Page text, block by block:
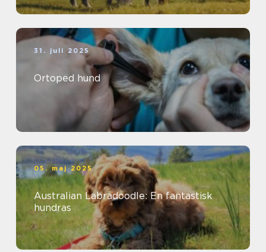
31. juli 2025
Ortoped hund
05. maj 2025
Australian Labradoodle: En fantastisk
hundras